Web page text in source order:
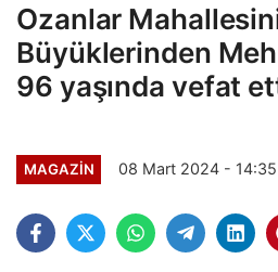
Ozanlar
Büyüklerinden
96 yaşında vefat
MAGAZİN 08 Mart 2024 - 14:35